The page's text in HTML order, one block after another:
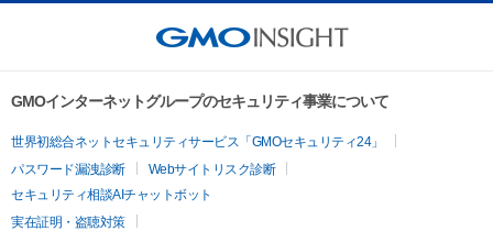
GMOインターネットグループのセキュリティ事業について
世界初総合ネットセキュリティサービス「GMOセキュリティ24」
パスワード漏洩診断
Webサイトリスク診断
セキュリティ相談AIチャットボット
実在証明・盗聴対策